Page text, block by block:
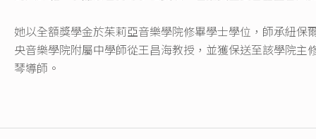
她以全額獎學金於茱莉亞音樂學院修畢學士學位，師承紐
央音樂學院附屬中學師從王昌海教授，並獲保送至該學院
琴導師。